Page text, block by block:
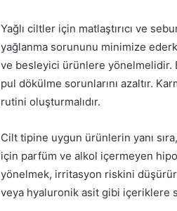
Yağlı ciltler için matlaştırıcı ve
yağlanma sorununu minimize
ve besleyici ürünlere yönelmelidir.
pul dökülme sorunlarını azaltır.
rutini oluşturmalıdır.
Cilt tipine uygun ürünlerin yanı
için parfüm ve alkol içermeyen
yönelmek, irritasyon riskini
veya hyaluronik asit gibi içeriklere